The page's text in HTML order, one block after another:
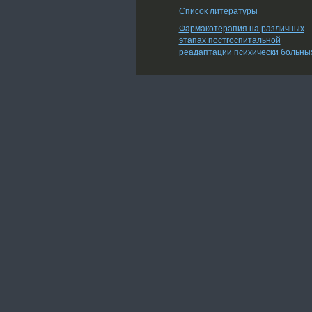
Список литературы
Фармакотерапия на различных
этапах постгоспитальной
реадаптации психически